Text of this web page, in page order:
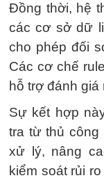
Đồng thời, hệ
các cơ sở dữ
cho phép đối
Các cơ chế
hỗ trợ đánh
Sự kết hợp
tra từ thủ công
xử lý, nâng
kiểm soát rủi